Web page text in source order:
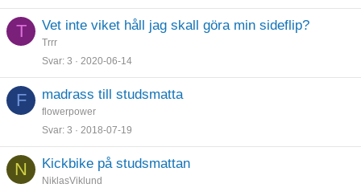
T Vet inte viket håll jag skall göra min sideflip?
Trrr
Svar 3 2020-06-14
F madrass till studsmatta
flowerpower
Svar 3 2018-07-19
N Kickbike på studsmattan
NiklasViklund